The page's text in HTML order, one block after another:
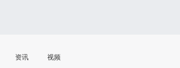
资讯 视频